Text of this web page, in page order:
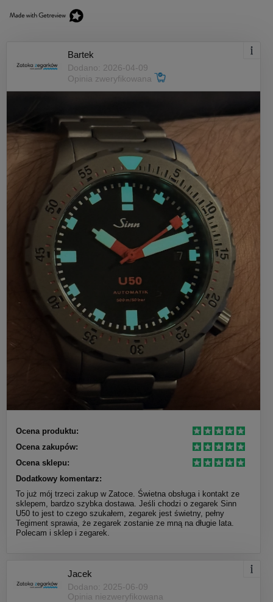
Bartek
Dodano: 2026-04-09
Opinia zweryfikowana
Ocena produktu:
Ocena zakupów:
Ocena sklepu:
Dodatkowy komentarz:
To już mój trzeci zakup w Zatoce. Świetna obsługa i kontakt ze
sklepem, bardzo szybka dostawa. Jeśli chodzi o zegarek Sinn
U50 to jest to czego szukałem, zegarek jest świetny, pełny
Tegiment sprawia, że zegarek zostanie ze mną na długie lata.
Polecam i sklep i zegarek.
Jacek
Dodano: 2025-06-09
Opinia niezweryfikowana